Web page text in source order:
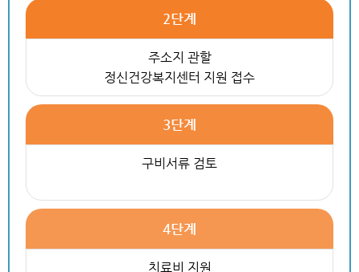
2단계
주소지 관할
정신건강복지센터 지원 접수
3단계
구비서류 검토
4단계
치료비 지원